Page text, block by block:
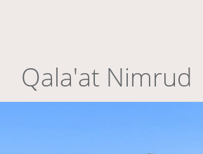
Qala'at Nimrud